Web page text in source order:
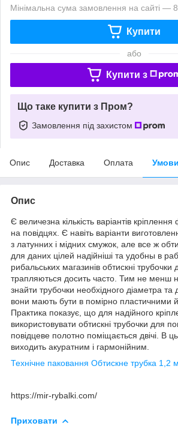
Мінімальна сума замовлення на сайті —
Купити
або
Купити з
Що таке купити з Пром?
Замовлення під захистом
Опис Доставка Оплата
Опис
Є величезна кількість варіантів
на повідцях. Є навіть варіанти
з латунних і мідних смужок, але все ж
для даних цілей надійніші та удобны в
рибальських магазинів обтискні трубочки
трапляються досить часто. Тим не менш
знайти трубочки необхідного діаметра
вони мають бути в помірно пластичними
Практика показує, що для надійного
використовувати обтискні трубочки для
повідцеве полотно поміщається двічі. В
виходить акуратним і гармонійним.
Технічне паковання Обтискне трубка 1,2
https://mir-rybalki.com/
Приховати